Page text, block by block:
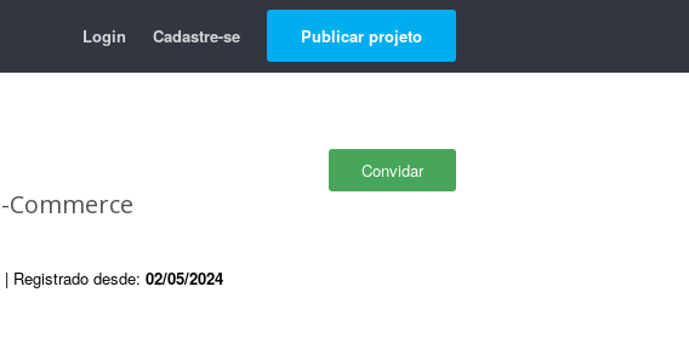
Login Cadastre-se Publicar projeto
Convidar
| Registrado desde: 02/05/2024